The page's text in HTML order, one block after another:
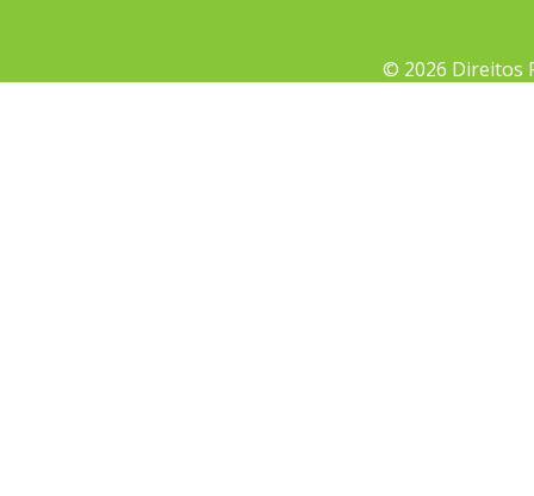
© 2026 Direitos